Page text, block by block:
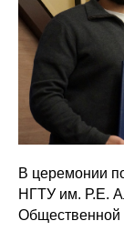
В церемонии
НГТУ им. Р.Е.
Общественной